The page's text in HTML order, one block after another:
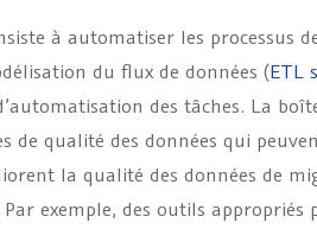
à automatiser les processus
du flux de données (ETL
des tâches. La
de qualité des données qui
la qualité des données de
exemple, des outils